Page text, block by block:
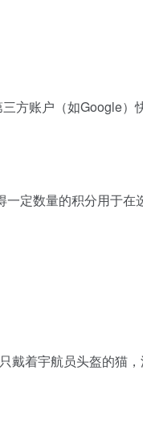
方账户（如Google）
定数量的积分用于在
戴着宇航员头盔的猫